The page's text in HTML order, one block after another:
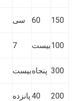
سی 60 150
7 بیست100
بیستپنجاه 300
پانزده 40 200